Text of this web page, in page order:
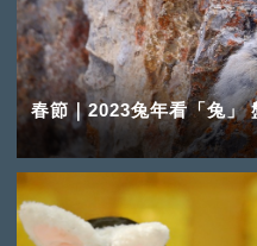
春節｜2023兔年看「兔」